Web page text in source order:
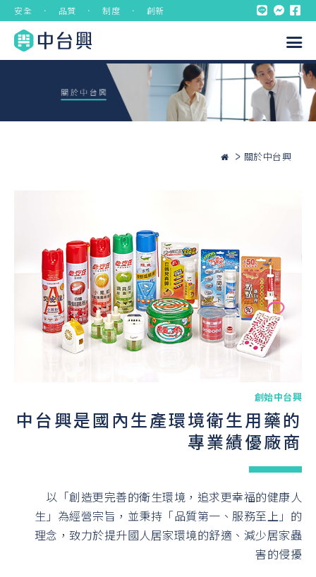
安全 ． 品質 ． 制度 ． 創新
關於中台興
創始中台興
中台興是國內生產環境衛生用藥的
專業績優廠商
以「創造更完善的衛生環境，追求更幸福的健康人
生」為經營宗旨，並秉持「品質第一、服務至上」的
理念，致力於提升國人居家環境的舒適、減少居家蟲
害的侵擾